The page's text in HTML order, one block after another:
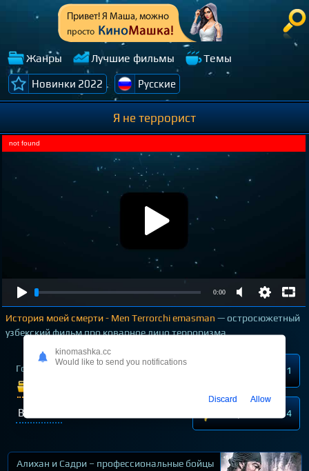
Жанры Лучшие фильмы Темы
Новинки 2022 Русские
Я не террорист
0:00
not found
История моей смерти - Men Terrorchi emasman — остросюжетный
узбекский фильм про коварное лицо терроризма
Год выпуска2021
Военные
211
54
Алихан и Садри – профессиональные бойцы
kinomashka.cc
Would like to send you notifications
Discard Allow